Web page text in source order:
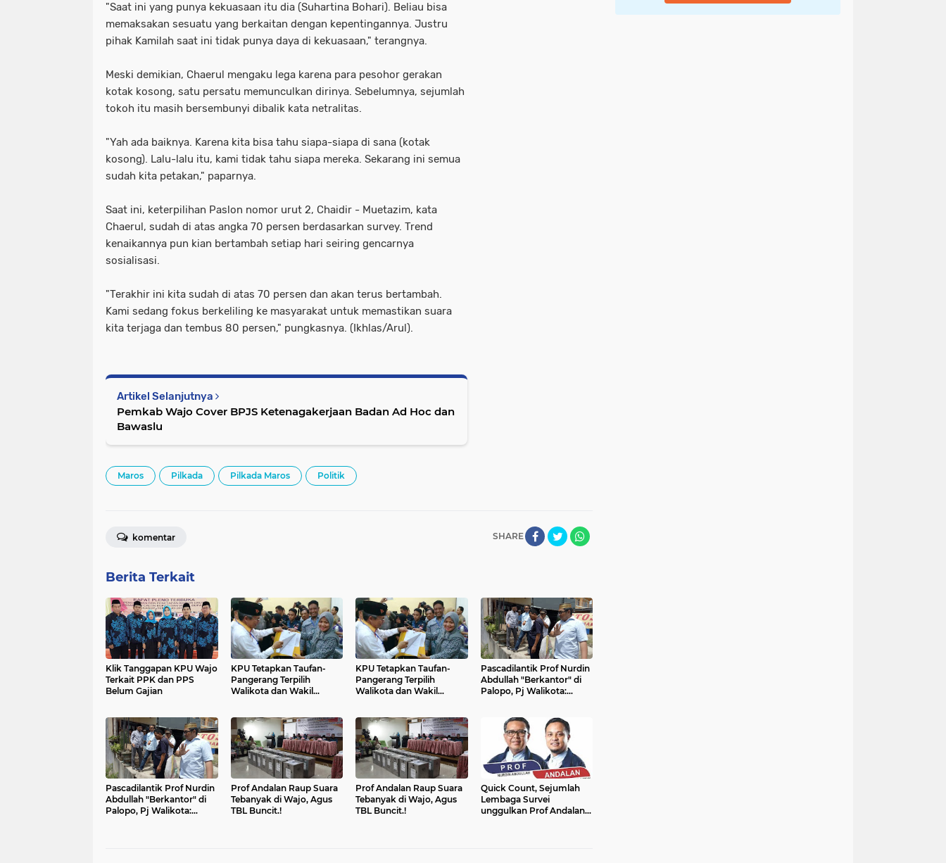
"Saat ini yang punya kekuasaan itu dia (Suhartina Bohari). Beliau bisa
memaksakan sesuatu yang berkaitan dengan kepentingannya. Justru
pihak Kamilah saat ini tidak punya daya di kekuasaan," terangnya.
Meski demikian, Chaerul mengaku lega karena para pesohor gerakan
kotak kosong, satu persatu memunculkan dirinya. Sebelumnya, sejumlah
tokoh itu masih bersembunyi dibalik kata netralitas.
"Yah ada baiknya. Karena kita bisa tahu siapa-siapa di sana (kotak
kosong). Lalu-lalu itu, kami tidak tahu siapa mereka. Sekarang ini semua
sudah kita petakan," paparnya.
Saat ini, keterpilihan Paslon nomor urut 2, Chaidir - Muetazim, kata
Chaerul, sudah di atas angka 70 persen berdasarkan survey. Trend
kenaikannya pun kian bertambah setiap hari seiring gencarnya
sosialisasi.
"Terakhir ini kita sudah di atas 70 persen dan akan terus bertambah.
Kami sedang fokus berkeliling ke masyarakat untuk memastikan suara
kita terjaga dan tembus 80 persen," pungkasnya. (Ikhlas/Arul).
Artikel Selanjutnya
Pemkab Wajo Cover BPJS Ketenagakerjaan Badan Ad Hoc dan
Bawaslu
Maros Pilkada Pilkada Maros Politik
SHARE
komentar
Berita Terkait
Klik Tanggapan KPU Wajo
Terkait PPK dan PPS
Belum Gajian
KPU Tetapkan Taufan-
Pangerang Terpilih
Walikota dan Wakil
KPU Tetapkan Taufan-
Pangerang Terpilih
Walikota dan Wakil
Pascadilantik Prof Nurdin
Abdullah "Berkantor" di
Palopo, Pj Walikota:
Pascadilantik Prof Nurdin
Abdullah "Berkantor" di
Palopo, Pj Walikota:
Prof Andalan Raup Suara
Tebanyak di Wajo, Agus
TBL Buncit.!
Prof Andalan Raup Suara
Tebanyak di Wajo, Agus
TBL Buncit.!
Quick Count, Sejumlah
Lembaga Survei
unggulkan Prof Andalan